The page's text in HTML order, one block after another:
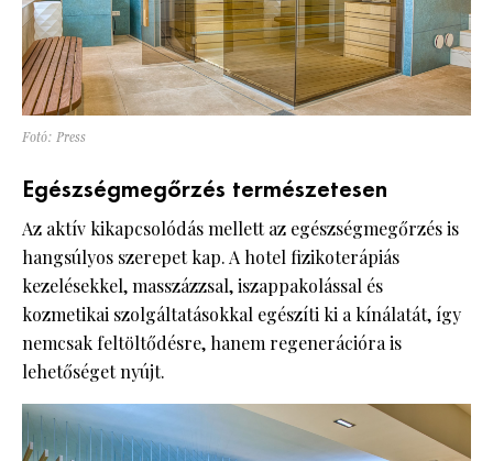
Fotó: Press
Egészségmegőrzés természetesen
Az aktív kikapcsolódás mellett az egészségmegőrzés is
hangsúlyos szerepet kap. A hotel fizikoterápiás
kezelésekkel, masszázzsal, iszappakolással és
kozmetikai szolgáltatásokkal egészíti ki a kínálatát, így
nemcsak feltöltődésre, hanem regenerációra is
lehetőséget nyújt.